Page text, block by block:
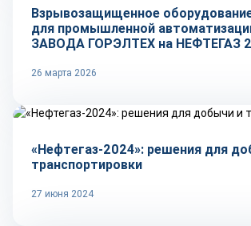
Взрывозащищенное
для промышленной
ЗАВОДА ГОРЭЛТЕХ на НЕФТЕГАЗ
26 марта 2026
«Нефтегаз-2024»: решения для
транспортировки
27 июня 2024
Репортаж